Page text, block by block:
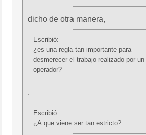
dicho de otra manera,
Escribió:
¿es una regla tan importante para
desmerecer el trabajo realizado por un
operador?
.
Escribió:
¿A que viene ser tan estricto?